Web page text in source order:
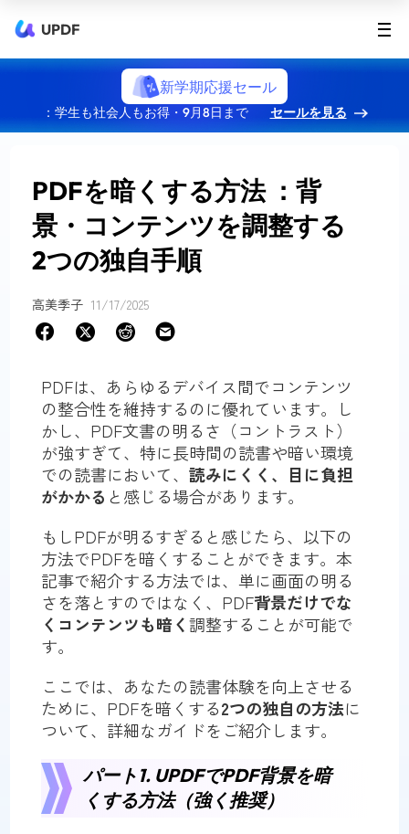
UPDF
新学期応援セール
：学生も社会人もお得・9月8日まで セールを見る
PDFを暗くする方法 ：背
景・コンテンツを調整する
2つの独自手順
高美季子 11/17/2025
PDFは、あらゆるデバイス間でコンテンツ
の整合性を維持するのに優れています。し
かし、PDF文書の明るさ（コントラスト）
が強すぎて、特に長時間の読書や暗い環境
での読書において、 読みにくく、目に負担
がかかる と感じる場合があります。
もしPDFが明るすぎると感じたら、以下の
方法でPDFを暗くすることができます。本
記事で紹介する方法では、単に画面の明る
さを落とすのではなく、PDF背景だけでな
くコンテンツも暗く調整することが可能で
す。
ここでは、あなたの読書体験を向上させる
ために、PDFを暗くする2つの独自の方法に
ついて、詳細なガイドをご紹介します。
パート1. UPDFでPDF背景を暗
くする方法（強く推奨）